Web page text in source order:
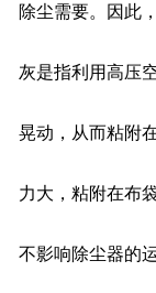
除尘需要。因此
灰是指利用高压
晃动，从而粘附
力大，粘附在布
不影响除尘器的